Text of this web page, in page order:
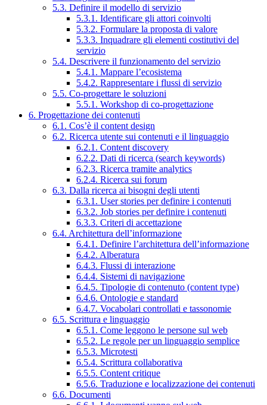
5.3. Definire il modello di servizio
5.3.1. Identificare gli attori coinvolti
5.3.2. Formulare la proposta di valore
5.3.3. Inquadrare gli elementi costitutivi del
servizio
5.4. Descrivere il funzionamento del servizio
5.4.1. Mappare l’ecosistema
5.4.2. Rappresentare i flussi di servizio
5.5. Co-progettare le soluzioni
5.5.1. Workshop di co-progettazione
6. Progettazione dei contenuti
6.1. Cos’è il content design
6.2. Ricerca utente sui contenuti e il linguaggio
6.2.1. Content discovery
6.2.2. Dati di ricerca (search keywords)
6.2.3. Ricerca tramite analytics
6.2.4. Ricerca sui forum
6.3. Dalla ricerca ai bisogni degli utenti
6.3.1. User stories per definire i contenuti
6.3.2. Job stories per definire i contenuti
6.3.3. Criteri di accettazione
6.4. Architettura dell’informazione
6.4.1. Definire l’architettura dell’informazione
6.4.2. Alberatura
6.4.3. Flussi di interazione
6.4.4. Sistemi di navigazione
6.4.5. Tipologie di contenuto (content type)
6.4.6. Ontologie e standard
6.4.7. Vocabolari controllati e tassonomie
6.5. Scrittura e linguaggio
6.5.1. Come leggono le persone sul web
6.5.2. Le regole per un linguaggio semplice
6.5.3. Microtesti
6.5.4. Scrittura collaborativa
6.5.5. Content critique
6.5.6. Traduzione e localizzazione dei contenuti
6.6. Documenti